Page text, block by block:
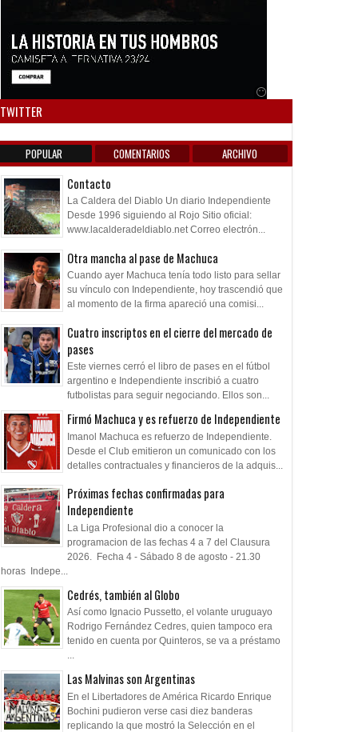
TWITTER
POPULAR COMENTARIOS ARCHIVO
Contacto
La Caldera del Diablo Un diario Independiente
Desde 1996 siguiendo al Rojo Sitio oficial:
www.lacalderadeldiablo.net Correo electrón...
Otra mancha al pase de Machuca
Cuando ayer Machuca tenía todo listo para sellar
su vínculo con Independiente, hoy trascendió que
al momento de la firma apareció una comisi...
Cuatro inscriptos en el cierre del mercado de
pases
Este viernes cerró el libro de pases en el fútbol
argentino e Independiente inscribió a cuatro
futbolistas para seguir negociando. Ellos son...
Firmó Machuca y es refuerzo de Independiente
Imanol Machuca es refuerzo de Independiente.
Desde el Club emitieron un comunicado con los
detalles contractuales y financieros de la adquis...
Próximas fechas confirmadas para
Independiente
La Liga Profesional dio a conocer la
programacion de las fechas 4 a 7 del Clausura
2026. Fecha 4 - Sábado 8 de agosto - 21.30
horas Indepe...
Cedrés, también al Globo
Así como Ignacio Pussetto, el volante uruguayo
Rodrigo Fernández Cedres, quien tampoco era
tenido en cuenta por Quinteros, se va a préstamo
...
Las Malvinas son Argentinas
En el Libertadores de América Ricardo Enrique
Bochini pudieron verse casi diez banderas
replicando la que mostró la Selección en el